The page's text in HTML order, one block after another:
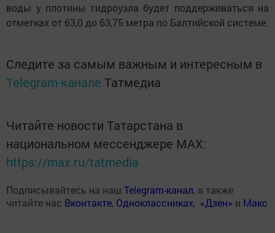
воды у плотины гидроузла будет поддерживаться на
отметках от 63,0 до 63,75 метра по Балтийской системе.
Следите за самым важным и интересным в
Telegram-канале Татмедиа
Читайте новости Татарстана в
национальном мессенджере MАХ:
https://max.ru/tatmedia
Подписывайтесь на наш Telegram-канал, а также
читайте нас Вконтакте, Одноклассниках, «Дзен» и Макс